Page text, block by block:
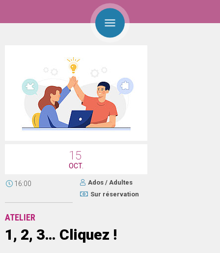
15
OCT.
16:00
Ados / Adultes
Sur réservation
ATELIER
1, 2, 3… Cliquez !